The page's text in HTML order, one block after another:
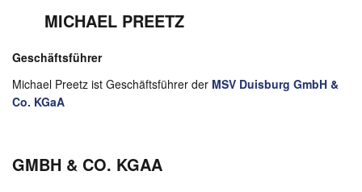
MICHAEL PREETZ
Geschäftsführer
Michael Preetz ist Geschäftsführer der MSV Duisburg GmbH &
Co. KGaA
GMBH & CO. KGAA